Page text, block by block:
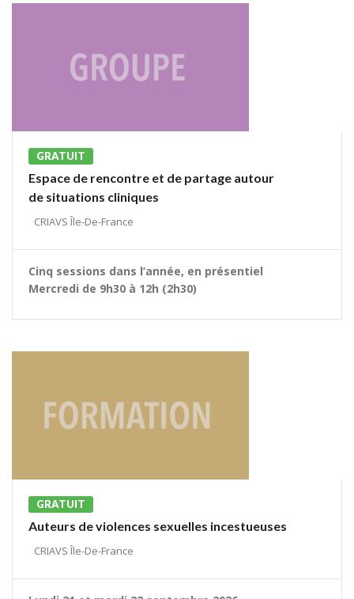
GRATUIT
Espace de rencontre et de partage autour
de situations cliniques
CRIAVS Île-De-France
Cinq sessions dans l’année, en présentiel
Mercredi de 9h30 à 12h (2h30)
GRATUIT
Auteurs de violences sexuelles incestueuses
CRIAVS Île-De-France